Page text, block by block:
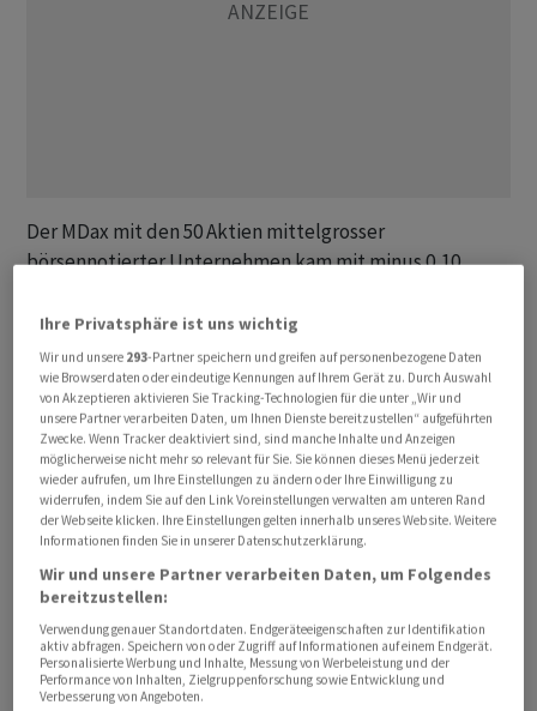
Der MDax mit den 50 Aktien mittelgrosser
börsennotierter Unternehmen kam mit minus 0,10
EuroStoxx 50 , das Börsenbarometer für die
Schwergewichte der Eurozone, sank zugleich um 0,57
Prozent.
Vor den Zinsentscheidungen der US-Notenbank Fed an
diesem Abend und der Europäischen Zentralbank (EZB)
am Donnerstagnachmittag, gilt vorerst die
Aufmerksamkeit einzelnen Unternehmen. Denn: die
Von Fed und EZB wird unterdessen ein weiterer
Zinsschritt nach oben um jeweils 0,25 Prozentpunkte
erwartet. Er gilt als eingepreist am Markt. Daher werden
Ihre Privatsphäre ist uns wichtig
Wir und unsere 293-Partner speichern und greifen auf personenbezogene Daten
wie Browserdaten oder eindeutige Kennungen auf Ihrem Gerät zu. Durch Auswahl
von Akzeptieren aktivieren Sie Tracking-Technologien für die unter „Wir und
unsere Partner verarbeiten Daten, um Ihnen Dienste bereitzustellen“ aufgeführten
Zwecke. Wenn Tracker deaktiviert sind, sind manche Inhalte und Anzeigen
möglicherweise nicht mehr so relevant für Sie. Sie können dieses Menü jederzeit
wieder aufrufen, um Ihre Einstellungen zu ändern oder Ihre Einwilligung zu
widerrufen, indem Sie auf den Link Voreinstellungen verwalten am unteren Rand
der Webseite klicken. Ihre Einstellungen gelten innerhalb unseres Website. Weitere
Informationen finden Sie in unserer Datenschutzerklärung.
Wir und unsere Partner verarbeiten Daten, um Folgendes
bereitzustellen:
Verwendung genauer Standortdaten. Endgeräteeigenschaften zur Identifikation
aktiv abfragen. Speichern von oder Zugriff auf Informationen auf einem Endgerät.
Personalisierte Werbung und Inhalte, Messung von Werbeleistung und der
Performance von Inhalten, Zielgruppenforschung sowie Entwicklung und
Verbesserung von Angeboten.